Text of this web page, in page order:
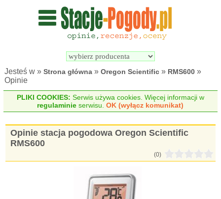
Wyszukiwarka
pogodowych
Jesteś w »Strona główna »Oregon Scientific » RMS600 »
Opinie
PLIKI COOKIES: Serwis używa cookies. Więcej informacji w
regulaminie serwisu.OK (wyłącz komunikat)
Opinie stacja pogodowa Oregon Scientific
RMS600
(0)